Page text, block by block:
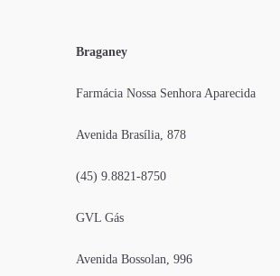
Braganey
Farmácia Nossa Senhora Aparecida
Avenida Brasília, 878
(45) 9.8821-8750
GVL Gás
Avenida Bossolan, 996